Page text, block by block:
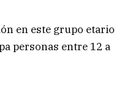
en este grupo etario
personas entre 12 a